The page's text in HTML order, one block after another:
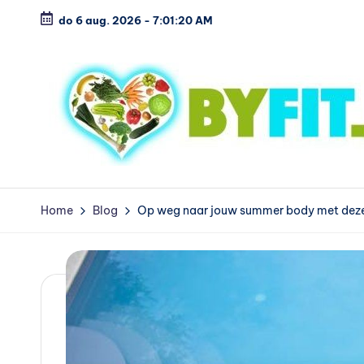
do 6 aug. 2026 - 7:01:21 AM
B
i
l
en
voordelig
Home Blog Op weg naar jouw summer body met